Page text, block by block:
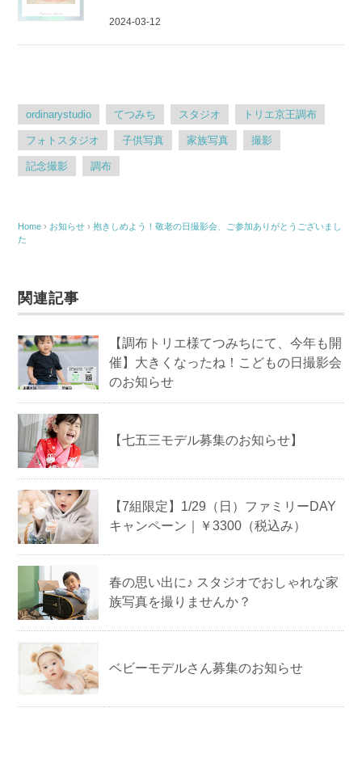
2024-03-12
ordinarystudio てつみち スタジオ トリエ京王調布
フォトスタジオ 子供写真 家族写真 撮影
記念撮影 調布
Home › お知らせ ›抱きしめよう！敬老の日撮影会、ご参加ありがとうございまし
た
関連記事
【調布トリエ様てつみちにて、今年も開
催】大きくなったね！こどもの日撮影会
のお知らせ
【七五三モデル募集のお知らせ】
【7組限定】1/29（日）ファミリーDAY
キャンペーン｜￥3300（税込み）
春の思い出に♪ スタジオでおしゃれな家
族写真を撮りませんか？
ベビーモデルさん募集のお知らせ